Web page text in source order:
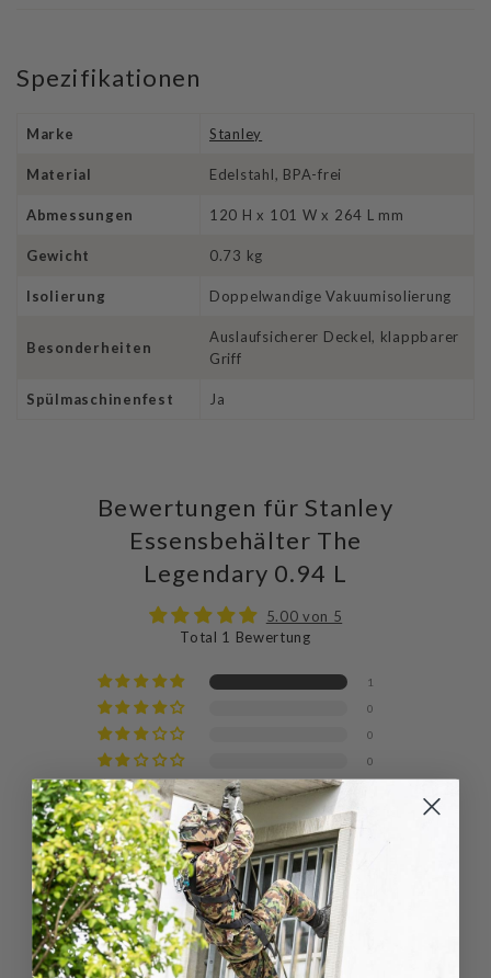
Spezifikationen
Marke Stanley
Material Edelstahl, BPA-frei
Abmessungen 120 H x 101 W x 264 L mm
Gewicht 0.73 kg
Isolierung Doppelwandige Vakuumisolierung
Besonderheiten
Auslaufsicherer Deckel, klappbarer
Griff
Spülmaschinenfest Ja
Bewertungen für Stanley
Essensbehälter The
Legendary 0.94 L
5.00 von 5
Total 1 Bewertung
1
0
0
0
Schreibe
eine
Bewertung
Eine
Frage
stellen
Sort by